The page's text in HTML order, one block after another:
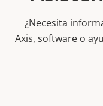
¿Necesita
Axis, software o